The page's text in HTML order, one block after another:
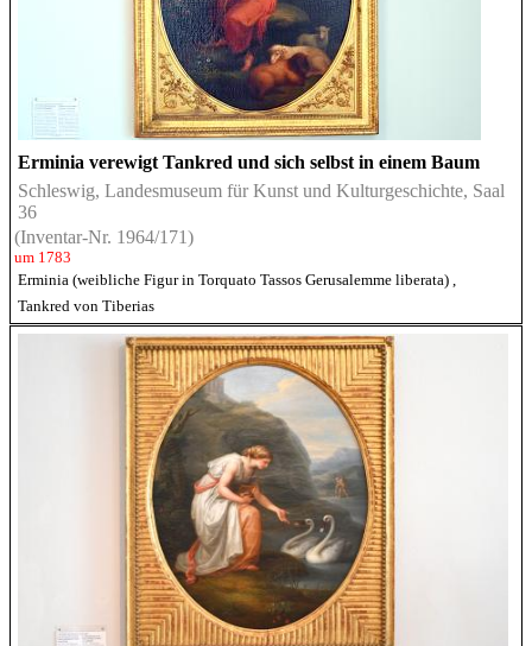
Erminia verewigt Tankred und sich selbst in einem Baum
Schleswig, Landesmuseum für Kunst und Kulturgeschichte, Saal
36
(Inventar-Nr. 1964/171)
um 1783
Erminia (weibliche Figur in Torquato Tassos Gerusalemme liberata)
Tankred von Tiberias